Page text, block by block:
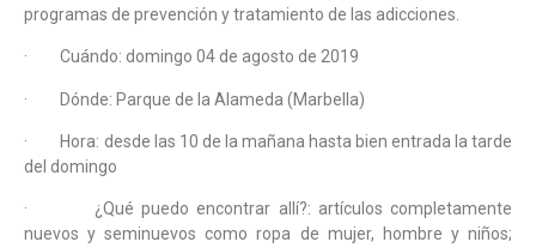
programas de prevención y tratamiento de las adicciones.
· Cuándo: domingo 04 de agosto de 2019
· Dónde: Parque de la Alameda (Marbella)
· Hora: desde las 10 de la mañana hasta bien entrada la tarde
del domingo
· ¿Qué puedo encontrar allí?: artículos completamente
nuevos y seminuevos como ropa de mujer, hombre y niños;